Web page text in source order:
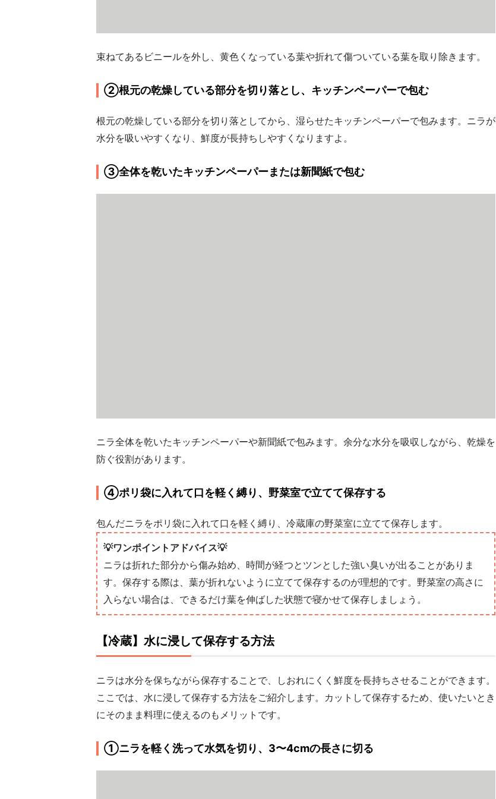
束ねてあるビニールを外し、黄色くなっている葉や折れて傷ついている葉を取り除きます。
②根元の乾燥している部分を切り落とし、キッチンペーパーで包む
根元の乾燥している部分を切り落としてから、湿らせたキッチンペーパーで包みます。ニラが
水分を吸いやすくなり、鮮度が長持ちしやすくなりますよ。
③全体を乾いたキッチンペーパーまたは新聞紙で包む
ニラ全体を乾いたキッチンペーパーや新聞紙で包みます。余分な水分を吸収しながら、乾燥を
防ぐ役割があります。
④ポリ袋に入れて口を軽く縛り、野菜室で立てて保存する
包んだニラをポリ袋に入れて口を軽く縛り、冷蔵庫の野菜室に立てて保存します。
💡ワンポイントアドバイス💡
ニラは折れた部分から傷み始め、時間が経つとツンとした強い臭いが出ることがありま
す。保存する際は、葉が折れないように立てて保存するのが理想的です。野菜室の高さに
入らない場合は、できるだけ葉を伸ばした状態で寝かせて保存しましょう。
【冷蔵】水に浸して保存する方法
ニラは水分を保ちながら保存することで、しおれにくく鮮度を長持ちさせることができます。
ここでは、水に浸して保存する方法をご紹介します。カットして保存するため、使いたいとき
にそのまま料理に使えるのもメリットです。
①ニラを軽く洗って水気を切り、3〜4cmの長さに切る